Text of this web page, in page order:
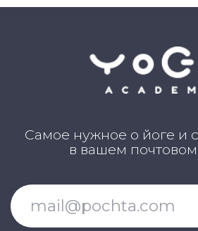
Истории выпускников
персональных данных
Публичная оферта
Версия для людей с ограниченными
Информация о рассрочке
Акции